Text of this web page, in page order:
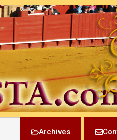
Archives